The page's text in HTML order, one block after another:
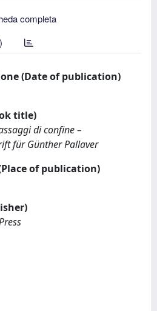
completa
(Date of publication)
title)
di confine –
für Günther Pallaver
of publication)